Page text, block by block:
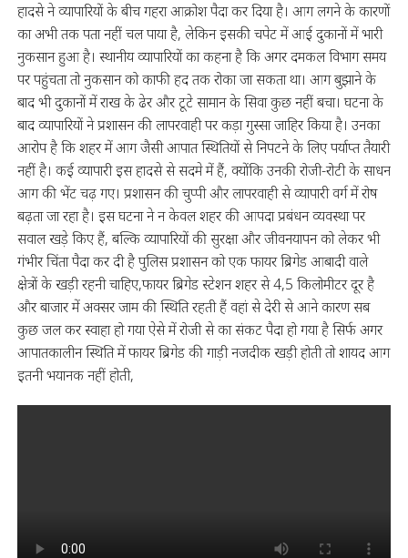
हादसे ने व्यापारियों के बीच गहरा आक्रोश पैदा कर दिया है। आग लगने के कारणों
का अभी तक पता नहीं चल पाया है, लेकिन इसकी चपेट में आई दुकानों में भारी
नुकसान हुआ है। स्थानीय व्यापारियों का कहना है कि अगर दमकल विभाग समय
पर पहुंचता तो नुकसान को काफी हद तक रोका जा सकता था। आग बुझाने के
बाद भी दुकानों में राख के ढेर और टूटे सामान के सिवा कुछ नहीं बचा। घटना के
बाद व्यापारियों ने प्रशासन की लापरवाही पर कड़ा गुस्सा जाहिर किया है। उनका
आरोप है कि शहर में आग जैसी आपात स्थितियों से निपटने के लिए पर्याप्त तैयारी
नहीं है। कई व्यापारी इस हादसे से सदमे में हैं, क्योंकि उनकी रोजी-रोटी के साधन
आग की भेंट चढ़ गए। प्रशासन की चुप्पी और लापरवाही से व्यापारी वर्ग में रोष
बढ़ता जा रहा है। इस घटना ने न केवल शहर की आपदा प्रबंधन व्यवस्था पर
सवाल खड़े किए हैं, बल्कि व्यापारियों की सुरक्षा और जीवनयापन को लेकर भी
गंभीर चिंता पैदा कर दी है पुलिस प्रशासन को एक फायर ब्रिगेड आबादी वाले
क्षेत्रों के खड़ी रहनी चाहिए,फायर ब्रिगेड स्टेशन शहर से 4,5 किलोमीटर दूर है
और बाजार में अक्सर जाम की स्थिति रहती हैं वहां से देरी से आने कारण सब
कुछ जल कर स्वाहा हो गया ऐसे में रोजी से का संकट पैदा हो गया है सिर्फ अगर
आपातकालीन स्थिति में फायर ब्रिगेड की गाड़ी नजदीक खड़ी होती तो शायद आग
इतनी भयानक नहीं होती,